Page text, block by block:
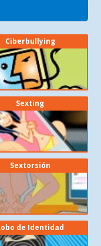
Ciberbullying
Sexting
Sextorsión
de Identidad